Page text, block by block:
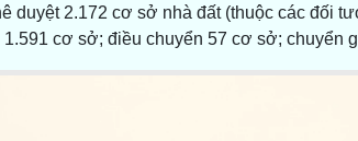
duyệt 2.172 cơ sở nhà đất (thuộc các đối
cơ sở; điều chuyển 57 cơ sở; chuyển